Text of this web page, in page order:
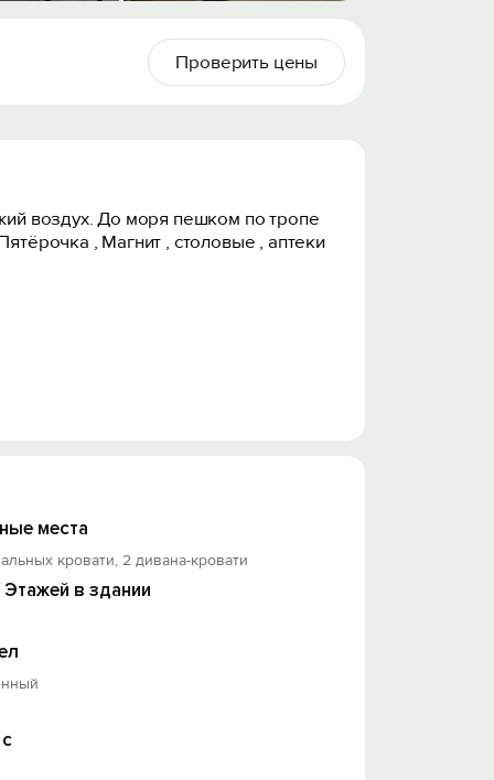
Проверить цены
воздух. До моря пешком по тропе
, Магнит , столовые , аптеки
места
кровати, 2 дивана-кровати
в здании